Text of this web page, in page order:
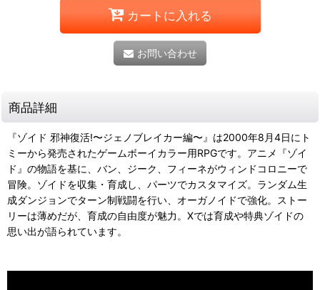
カートに入れる
お問い合わせ
商品詳細
『ゾイド 邪神復活!〜ジェノブレイカー編〜』は2000年8月4日にト
ミーから発売されたゲームボーイカラー用RPGです。アニメ『ゾイ
ド』の物語を基に、バン、ジーク、フィーネがウィンドコロニーで
冒険。ゾイドを収集・育成し、パーツでカスタマイズ。ランダム生
成ダンジョンでターン制戦闘を行い、オーガノイドで強化。ストー
リーは薄めだが、育成の自由度が魅力。Xでは育成や特典ゾイドの
思い出が語られています。